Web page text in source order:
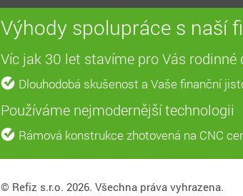
Výhody spolupráce s naší
Víc jak 30 let stavíme pro Vás
Dlouhodobá skušenost a Vaše finanční
Používáme nejmodernější technologii
Rámová konstrukce zhotovená na CNC
© Refiz s.r.o. 2026. Všechna práva vyhrazena.